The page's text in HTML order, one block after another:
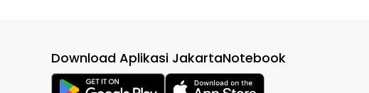
Download Aplikasi JakartaNotebook